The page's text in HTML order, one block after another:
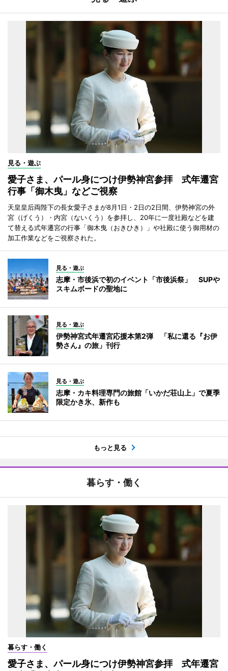
見る・遊ぶ
愛子さま、パール身につけ伊勢神宮参拝 式年遷宮
行事「御木曳」などご視察
天皇皇后両陛下の長女愛子さまが8月1日・2日の2日間、伊勢神宮の外
宮（げくう）・内宮（ないくう）を参拝し、20年に一度社殿などを建
て替える式年遷宮の行事「御木曳（おきひき）」や社殿に使う御用材の
加工作業などをご視察された。
見る・遊ぶ
志摩・市後浜で初のイベント「市後浜祭」 SUPや
スキムボードの聖地に
見る・遊ぶ
伊勢神宮式年遷宮応援本第2弾 「私に還る『お伊
勢さん』の旅」刊行
見る・遊ぶ
志摩・カキ料理専門の旅館「いかだ荘山上」で夏季
限定かき氷、新作も
もっと見る
暮らす・働く
暮らす・働く
愛子さま、パール身につけ伊勢神宮参拝 式年遷宮